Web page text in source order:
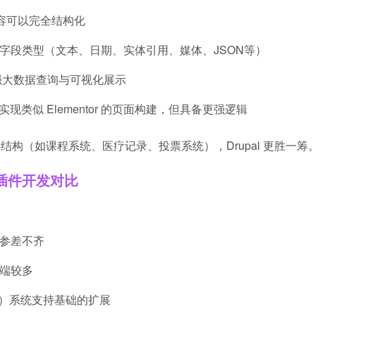
可以完全结构化
段类型（文本、日期、实体引用、媒体、JSON等）
数据查询与可视化展示
现类似 Elementor 的页面构建，但具备更强逻辑
构（如课程系统、医疗记录、投票系统），Drupal 更胜一筹。
件开发对比
差不齐
较多
系统支持基础的扩展